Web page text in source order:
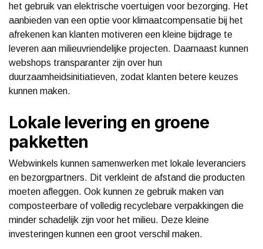
het gebruik van elektrische voertuigen voor bezorging. Het
aanbieden van een optie voor klimaatcompensatie bij het
afrekenen kan klanten motiveren een kleine bijdrage te
leveren aan milieuvriendelijke projecten. Daarnaast kunnen
webshops transparanter zijn over hun
duurzaamheidsinitiatieven, zodat klanten betere keuzes
kunnen maken.
Lokale levering en groene
pakketten
Webwinkels kunnen samenwerken met lokale leveranciers
en bezorgpartners. Dit verkleint de afstand die producten
moeten afleggen. Ook kunnen ze gebruik maken van
composteerbare of volledig recyclebare verpakkingen die
minder schadelijk zijn voor het milieu. Deze kleine
investeringen kunnen een groot verschil maken.